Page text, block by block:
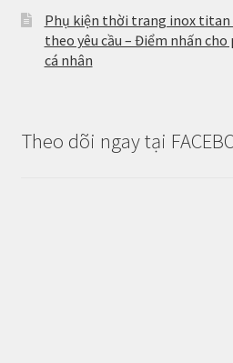
Phụ kiện thời trang inox
theo yêu cầu – Điểm nhấn cho
cá nhân
Theo dõi ngay tại